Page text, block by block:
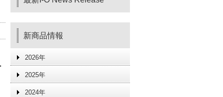
新商品情報
2026年
2025年
2024年